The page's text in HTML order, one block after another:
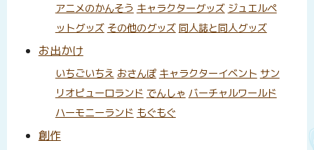
アニメのかんそう キャラクターグッズ ジュエルペ
ットグッズ その他のグッズ 同人誌と同人グッズ
お出かけ
いちごいちえ おさんぽ キャラクターイベント サン
リオピューロランド でんしゃ バーチャルワールド
ハーモニーランド もぐもぐ
創作